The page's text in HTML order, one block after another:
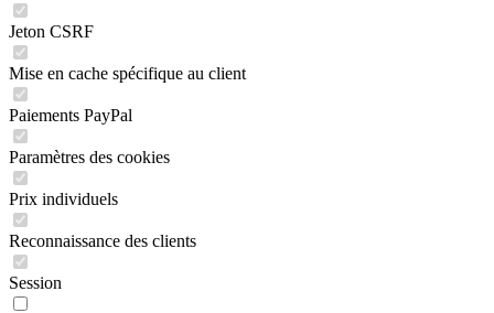
Jeton CSRF
Mise en cache spécifique au client
Paiements PayPal
Paramètres des cookies
Prix individuels
Reconnaissance des clients
Session